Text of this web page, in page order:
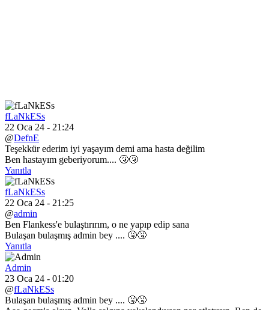
fLaNkESs
22 Oca 24 - 21:24
@DefnE
Teşekkür ederim iyi yaşayım demi ama hasta değilim
Ben hastayım geberiyorum.... 🤧🤧
Yanıtla
fLaNkESs
22 Oca 24 - 21:25
@admin
Ben Flankess'e bulaştırırım, o ne yapıp edip sana
Bulaşan bulaşmış admin bey .... 🤧🤧
Yanıtla
Admin
23 Oca 24 - 01:20
@fLaNkESs
Bulaşan bulaşmış admin bey .... 🤧🤧